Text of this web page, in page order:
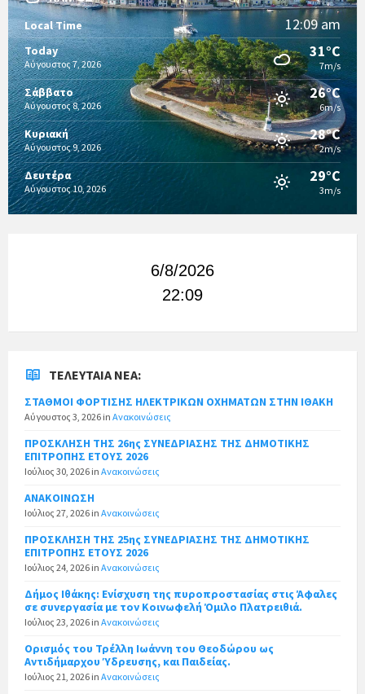
Local Time 12:09 am
Today
Αύγουστος 7, 2026
31°C
7m/s
Σάββατο
Αύγουστος 8, 2026
26°C
6m/s
Κυριακή
Αύγουστος 9, 2026
28°C
2m/s
Δευτέρα
Αύγουστος 10, 2026
29°C
3m/s
6/8/2026
22:09
ΤΕΛΕΥΤΑΊΑ ΝΈΑ:
ΣΤΑΘΜΟΙ ΦΟΡΤΙΣΗΣ ΗΛΕΚΤΡΙΚΩΝ ΟΧΗΜΑΤΩΝ ΣΤΗΝ ΙΘΑΚΗ
Αύγουστος 3, 2026 in Ανακοινώσεις
ΠΡΟΣΚΛΗΣΗ ΤΗΣ 26ης ΣΥΝΕΔΡΙΑΣΗΣ ΤΗΣ ΔΗΜΟΤΙΚΗΣ
ΕΠΙΤΡΟΠΗΣ ΕΤΟΥΣ 2026
Ιούλιος 30, 2026 in Ανακοινώσεις
ΑΝΑΚΟΙΝΩΣΗ
Ιούλιος 27, 2026 in Ανακοινώσεις
ΠΡΟΣΚΛΗΣΗ ΤΗΣ 25ης ΣΥΝΕΔΡΙΑΣΗΣ ΤΗΣ ΔΗΜΟΤΙΚΗΣ
ΕΠΙΤΡΟΠΗΣ ΕΤΟΥΣ 2026
Ιούλιος 24, 2026 in Ανακοινώσεις
Δήμος Ιθάκης: Ενίσχυση της πυροπροστασίας στις Άφαλες
σε συνεργασία με τον Κοινωφελή Όμιλο Πλατρειθιά.
Ιούλιος 23, 2026 in Ανακοινώσεις
Ορισμός του Τρέλλη Ιωάννη του Θεοδώρου ως
Αντιδήμαρχου Ύδρευσης, και Παιδείας.
Ιούλιος 21, 2026 in Ανακοινώσεις